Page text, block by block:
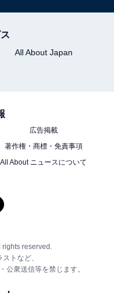
All About Japan
広告掲載
著作権・商標・免責事項
All About ニュースについて
rights reserved.
トなど、
公衆送信等を禁じます。